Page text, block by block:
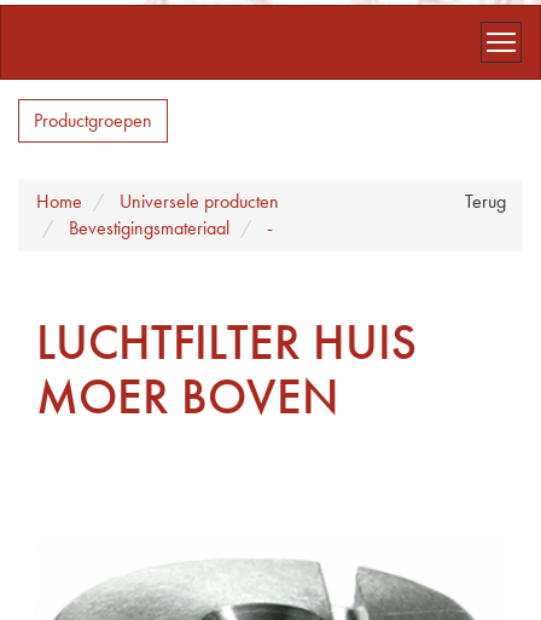
Productgroepen
Terug
Home
Universele producten
Bevestigingsmateriaal
-
LUCHTFILTER HUIS
MOER BOVEN